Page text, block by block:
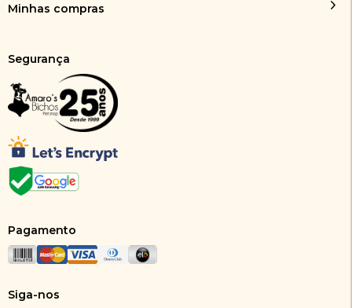
Minhas compras
Segurança
Pagamento
Siga-nos